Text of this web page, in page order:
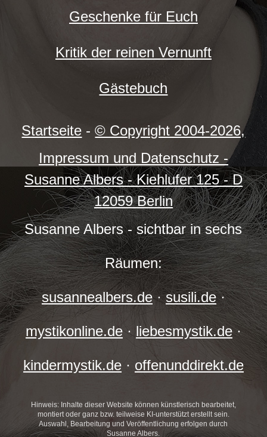
Geschenke für Euch
Kritik der reinen Vernunft
Gästebuch
Startseite -© Copyright 2004-2026,
Impressum und Datenschutz -
Susanne Albers - Kiehlufer 125 - D
12059 Berlin
Susanne Albers - sichtbar in sechs
Räumen:
susannealbers.de·susili.de·
mystikonline.de· liebesmystik.de·
kindermystik.de· offenunddirekt.de
Hinweis: Inhalte dieser Website können künstlerisch bearbeitet,
montiert oder ganz bzw. teilweise KI-unterstützt erstellt sein.
Auswahl, Bearbeitung und Veröffentlichung erfolgen durch
Susanne Albers.